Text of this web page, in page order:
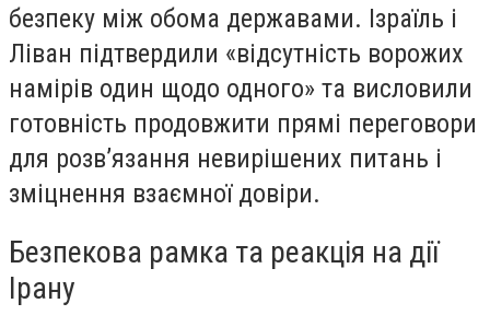
безпеку між обома державами. Ізраїль і
Ліван підтвердили «відсутність ворожих
намірів один щодо одного» та висловили
готовність продовжити прямі переговори
для розв’язання невирішених питань і
зміцнення взаємної довіри.
Безпекова рамка та реакція на дії
Ірану